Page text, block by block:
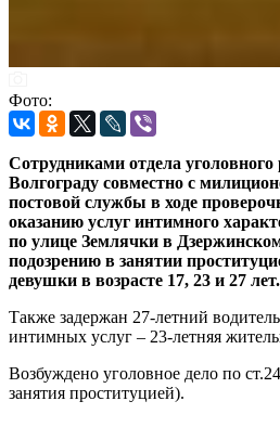
Фото:
Сотрудниками отдела
Волгограду совместно с
постовой службы в ходе
оказанию услуг интимного
по улице Землячки в
подозрению в занятии
девушки в возрасте 17, 23 и 27 лет.
Также задержан 27-летний
интимных услуг – 23-летняя
Возбуждено уголовное дело по
занятия проституцией).